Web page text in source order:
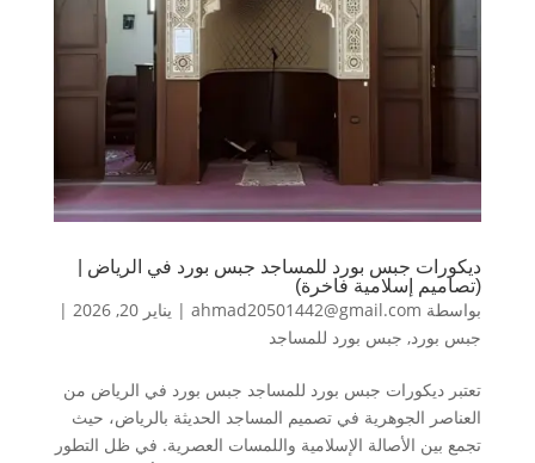
ديكورات جبس بورد للمساجد جبس بورد في الرياض |
(تصاميم إسلامية فاخرة)
بواسطة ahmad20501442@gmail.com
| يناير 20, 2026
|
جبس بورد, جبس بورد للمساجد
تعتبر ديكورات جبس بورد للمساجد جبس بورد في الرياض من
العناصر الجوهرية في تصميم المساجد الحديثة بالرياض، حيث
تجمع بين الأصالة الإسلامية واللمسات العصرية. في ظل التطور